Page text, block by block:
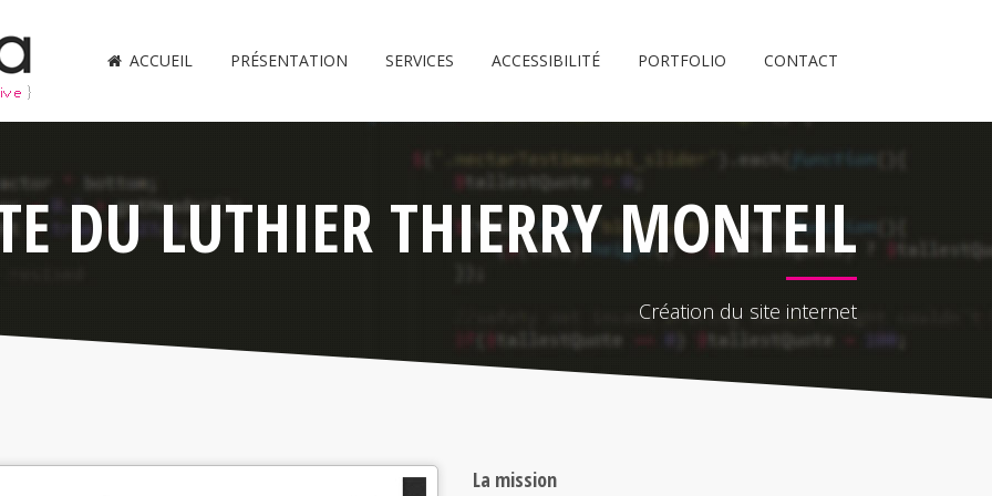
ACCUEIL PRÉSENTATION SERVICES ACCESSIBILITÉ PORTFOLIO CONTACT
DU LUTHIER THIERRY MONTEIL
Création du site internet
La mission